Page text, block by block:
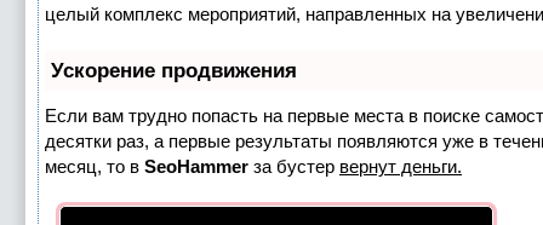
целый комплекс мероприятий, направленных на
Ускорение продвижения
Если вам трудно попасть на первые места в поиске
десятки раз, а первые результаты появляются уже в
месяц, то в SeoHammer за бустер вернут деньги.